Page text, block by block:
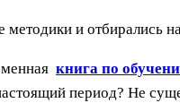
методики и отбирались
книга по
период? Не